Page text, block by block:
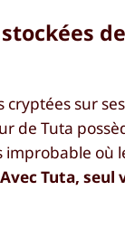
sur
de Tuta
où
Avec Tuta, seul